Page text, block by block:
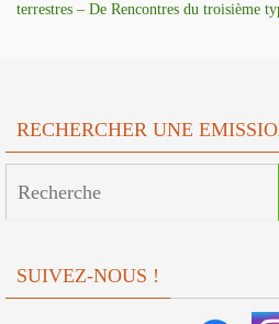
terrestres – De Rencontres du troisième
RECHERCHER UNE
SUIVEZ-NOUS !